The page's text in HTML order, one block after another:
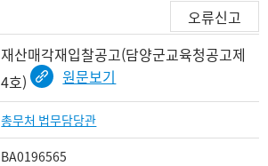
오류신고
재산매각재입찰공고(담양군교육청공고제
4호)
원문보기
총무처 법무담당관
BA0196565